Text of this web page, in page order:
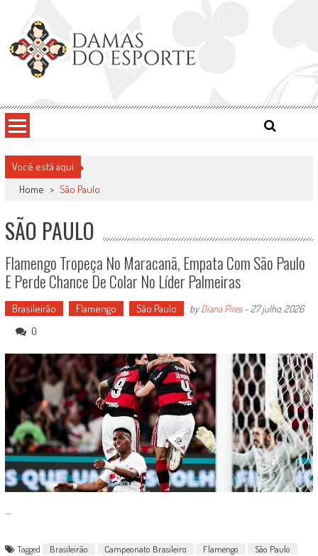
content
Damas do Esporte
Você está aqui
Home > São Paulo
SÃO PAULO
Flamengo Tropeça No Maracanã, Empata Com São Paulo
E Perde Chance De Colar No Líder Palmeiras
Brasileirão Flamengo São Paulo byDiana Pires- 27 julho, 2026
0
...
Tagged Brasileirão Campeonato Brasileiro Flamengo São Paulo